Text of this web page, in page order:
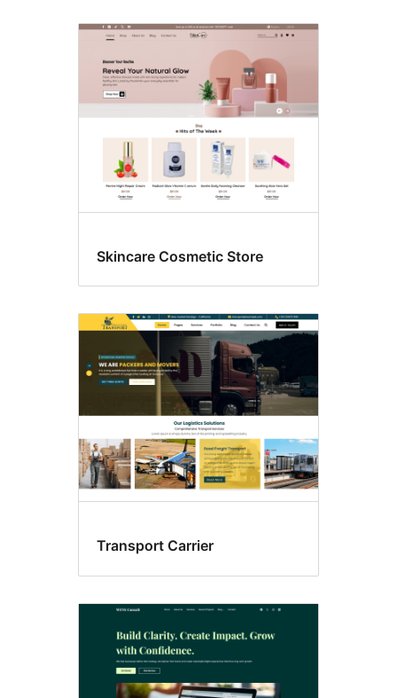
Skincare Cosmetic Store
Transport Carrier